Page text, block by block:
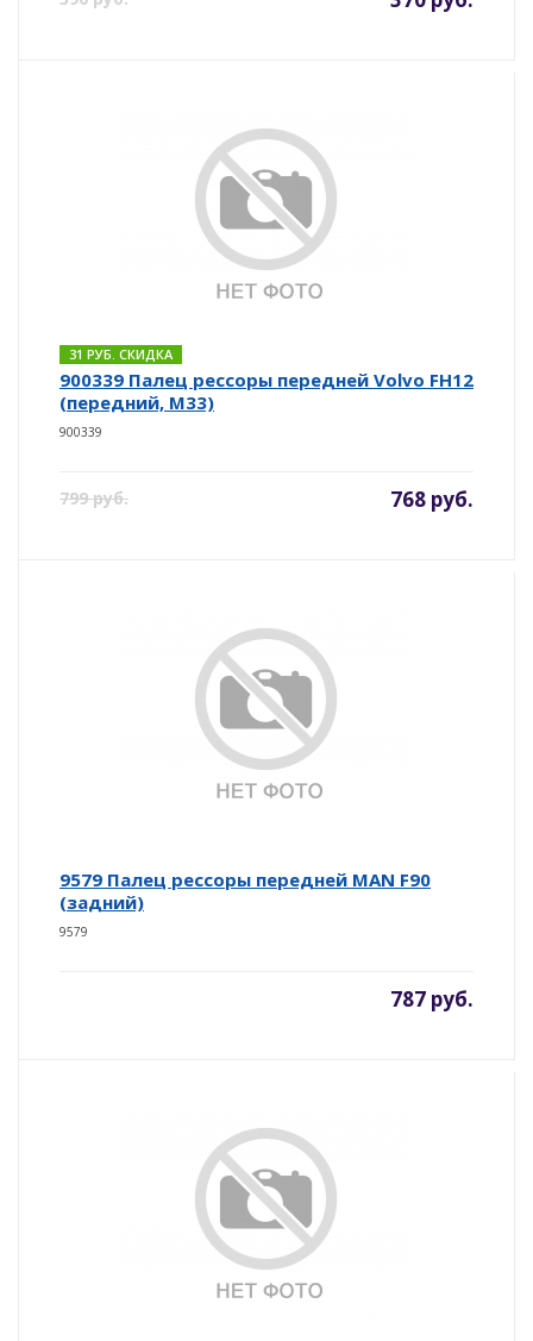
31 РУБ. СКИДКА
900339 Палец рессоры передней Volvo FH12
(передний, M33)
900339
799 руб. 768 руб.
9579 Палец рессоры передней MAN F90
(задний)
9579
787 руб.